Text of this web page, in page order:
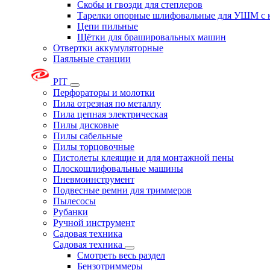
Скобы и гвозди для степлеров
Тарелки опорные шлифовальные для УШМ с
Цепи пильные
Щётки для брашировальных машин
Отвертки аккумуляторные
Паяльные станции
PIT
Перфораторы и молотки
Пила отрезная по металлу
Пила цепная электрическая
Пилы дисковые
Пилы сабельные
Пилы торцовочные
Пистолеты клеящие и для монтажной пены
Плоскошлифовальные машины
Пневмоинструмент
Подвесные ремни для триммеров
Пылесосы
Рубанки
Ручной инструмент
Садовая техника
Садовая техника
Смотреть весь раздел
Бензотриммеры